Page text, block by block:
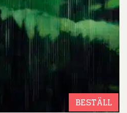
BESTÄLL